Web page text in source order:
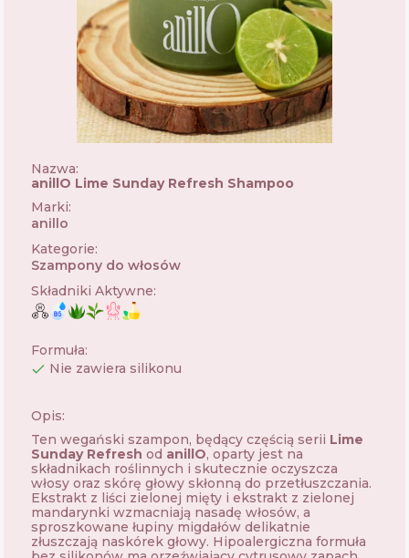
Nazwa:
anillO Lime Sunday Refresh Shampoo
Marki:
anillo
Kategorie:
Szampony do włosów
Składniki Aktywne:
Formuła:
Nie zawiera silikonu
Opis:
Ten wegański szampon, będący częścią serii Lime
Sunday Refresh od anillO, oparty jest na
składnikach roślinnych i skutecznie oczyszcza
włosy oraz skórę głowy skłonną do przetłuszczania.
Ekstrakt z liści zielonej mięty i ekstrakt z zielonej
mandarynki wzmacniają nasadę włosów, a
sproszkowane łupiny migdałów delikatnie
złuszczają naskórek głowy. Hipoalergiczna formuła